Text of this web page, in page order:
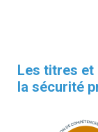
Les titres
la sécurité